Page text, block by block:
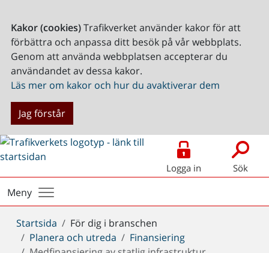
Kakor (cookies)Trafikverket använder kakor för att
förbättra och anpassa ditt besök på vår webbplats.
Genom att använda webbplatsen accepterar du
användandet av dessa kakor.
Läs mer om kakor och hur du avaktiverar dem
Jag förstår
Logga in Sök
Meny
Du
är
Startsida
För dig i branschen
Planera och utreda
Finansiering